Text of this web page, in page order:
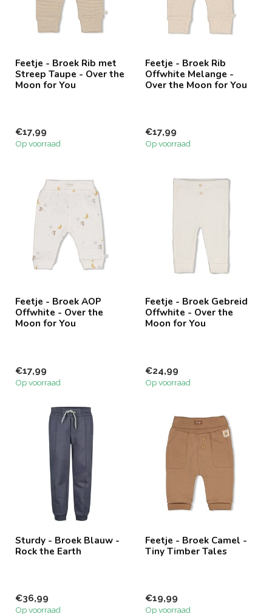
Feetje - Broek Rib met
Streep Taupe - Over the
Moon for You
€17,99
Op voorraad
Feetje - Broek Rib
Offwhite Melange -
Over the Moon for You
€17,99
Op voorraad
Feetje - Broek AOP
Offwhite - Over the
Moon for You
€17,99
Op voorraad
Feetje - Broek Gebreid
Offwhite - Over the
Moon for You
€24,99
Op voorraad
Sturdy - Broek Blauw -
Rock the Earth
€36,99
Op voorraad
Feetje - Broek Camel -
Tiny Timber Tales
€19,99
Op voorraad